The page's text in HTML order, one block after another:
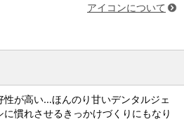
アイコンについて
性が高い…ほんのり甘いデンタルジェ
慣れさせるきっかけづくりにもなり